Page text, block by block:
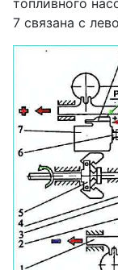
топливного
7 связана с